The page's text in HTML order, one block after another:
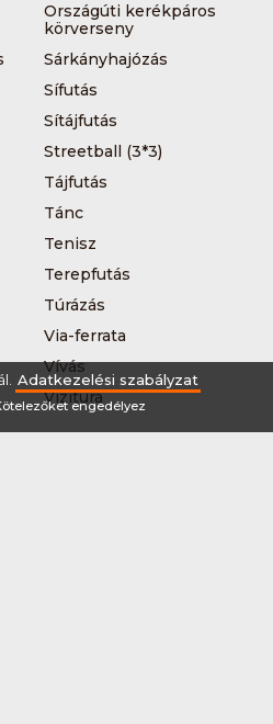
Országúti kerékpáros
körverseny
Sárkányhajózás
Sífutás
Sítájfutás
Streetball (3*3)
Tájfutás
Tánc
Tenisz
Terepfutás
Túrázás
Via-ferrata
Vívás
Vizitúra
Adatkezelési szabályzat
engedélyez